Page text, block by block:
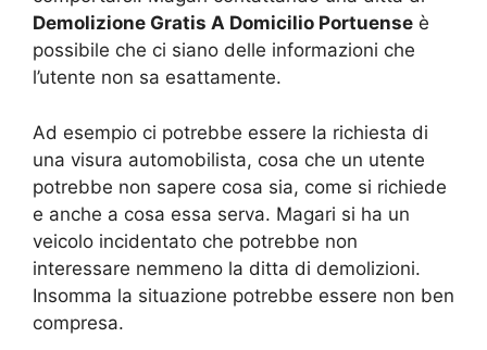
Demolizione Gratis A Domicilio Portuense è
possibile che ci siano delle informazioni che
l’utente non sa esattamente.
Ad esempio ci potrebbe essere la richiesta di
una visura automobilista, cosa che un utente
potrebbe non sapere cosa sia, come si richiede
e anche a cosa essa serva. Magari si ha un
veicolo incidentato che potrebbe non
interessare nemmeno la ditta di demolizioni.
Insomma la situazione potrebbe essere non ben
compresa.